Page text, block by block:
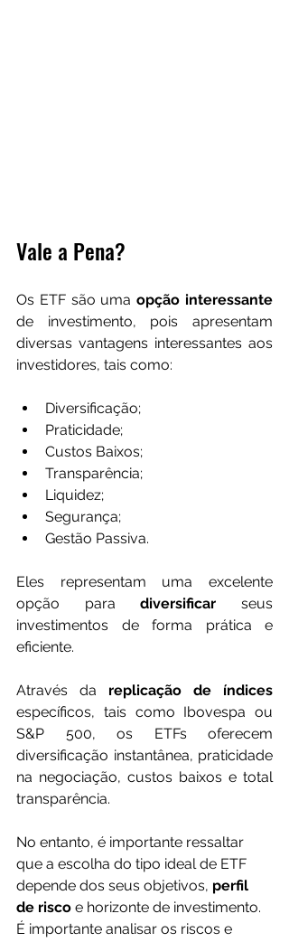
Vale a Pena?
Os ETF são uma opção interessante
de investimento, pois apresentam
diversas vantagens interessantes aos
investidores, tais como:
Diversificação;
Praticidade;
Custos Baixos;
Transparência;
Liquidez;
Segurança;
Gestão Passiva.
Eles representam uma excelente
opção para diversificar seus
investimentos de forma prática e
eficiente.
Através da replicação de índices
específicos, tais como Ibovespa ou
S&P 500, os ETFs oferecem
diversificação instantânea, praticidade
na negociação, custos baixos e total
transparência.
No entanto, é importante ressaltar
que a escolha do tipo ideal de ETF
depende dos seus objetivos, perfil
de risco e horizonte de investimento.
É importante analisar os riscos e